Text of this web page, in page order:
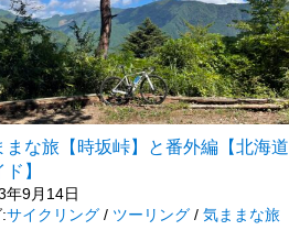
まな旅【時坂峠】と番外編【北海道
】
年9月14日
サイクリング / ツーリング / 気ままな旅